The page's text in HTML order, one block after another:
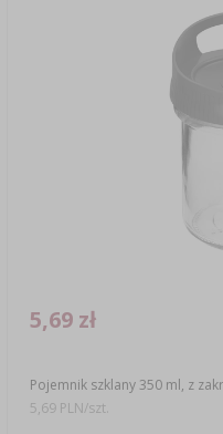
Pojemnik szklany 350 ml, z
5,69 zł
5,69 PLN/szt.